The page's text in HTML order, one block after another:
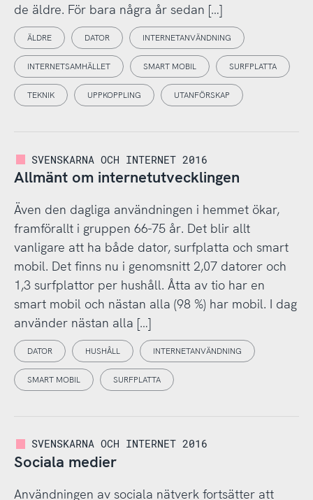
de äldre. För bara några år sedan […]
ÄLDRE DATOR INTERNETANVÄNDNING
INTERNETSAMHÄLLET SMART MOBIL SURFPLATTA
TEKNIK UPPKOPPLING UTANFÖRSKAP
SVENSKARNA OCH INTERNET 2016
Allmänt om internetutvecklingen
Även den dagliga användningen i hemmet ökar,
framförallt i gruppen 66-75 år. Det blir allt
vanligare att ha både dator, surfplatta och smart
mobil. Det finns nu i genomsnitt 2,07 datorer och
1,3 surfplattor per hushåll. Åtta av tio har en
smart mobil och nästan alla (98 %) har mobil. I dag
använder nästan alla […]
DATOR HUSHÅLL INTERNETANVÄNDNING
SMART MOBIL SURFPLATTA
SVENSKARNA OCH INTERNET 2016
Sociala medier
Användningen av sociala nätverk fortsätter att